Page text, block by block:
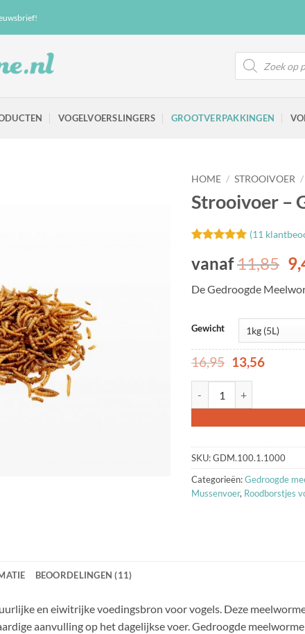
Producten
zoeken
VOGELVOERSLINGERS GROOTVERPAKKINGEN
HOME / STROOIVOER /
Strooivoer –
5op 5
gebaseerd
op klant
waarderingen
(11
vanaf11,85
De Gedroogde
Gewicht
16,95
prijs
16,95.
13,56Huidige
SKU:GDM.100.1.1000
Categorieën:Gedroogde
Mussenvoer, Roodborstjes
BEOORDELINGEN (11)
en eiwitrijke voedingsbron voor vogels. Deze
aanvulling op het dagelijkse voer. Gedroogde